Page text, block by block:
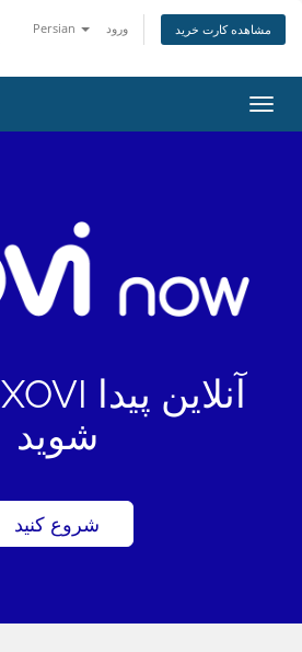
Persian ورود مشاهده کارت خرید
XOVI آنلاین پیدا
شوید
شروع کنید